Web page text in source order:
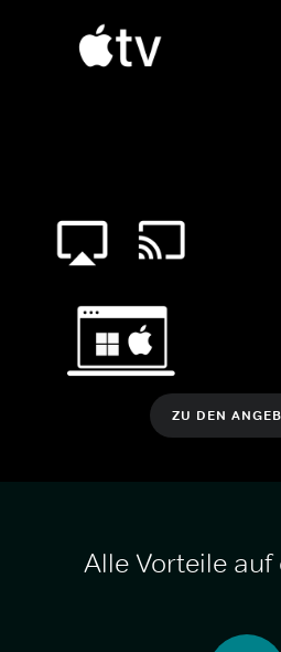
ZU DEN
Alle Vorteile